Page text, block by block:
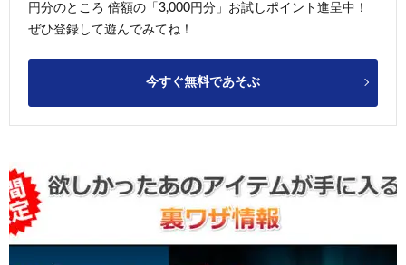
円分のところ 倍額の「3,000円分」お試しポイント進呈中！
ぜひ登録して遊んでみてね！
今すぐ無料であそぶ